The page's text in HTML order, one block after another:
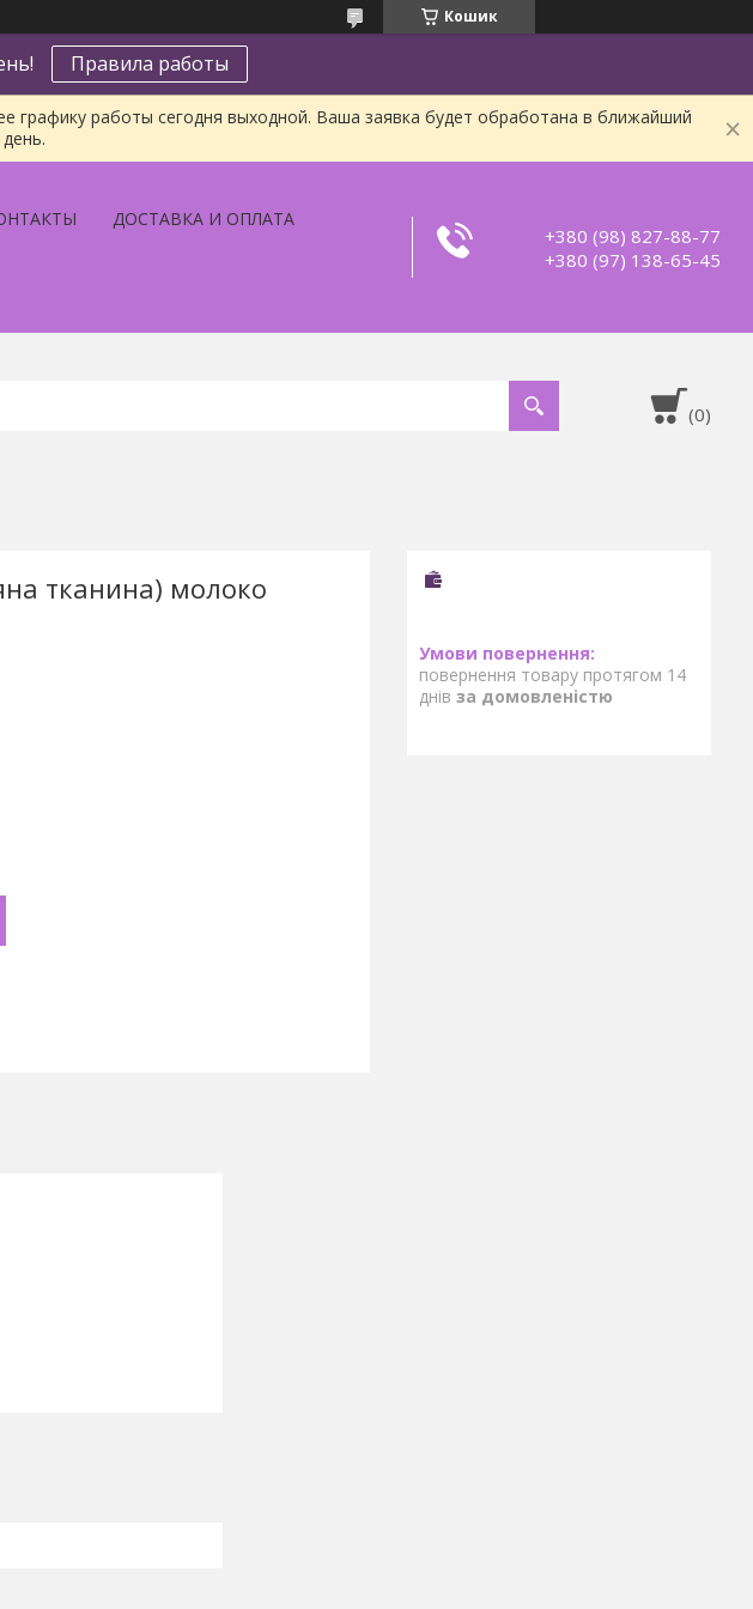
Кошик
Правила работы
работы сегодня выходной. Ваша заявка будет обработана в ближайший
ДОСТАВКА И ОПЛАТА
+380 (98) 827-88-77
+380 (97) 138-65-45
тканина) молоко
повернення товару протягом 14
днів за домовленістю